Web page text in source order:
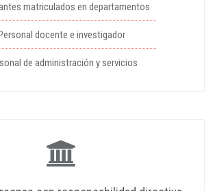
matriculados en departamentos
docente e investigador
de administración y servicios